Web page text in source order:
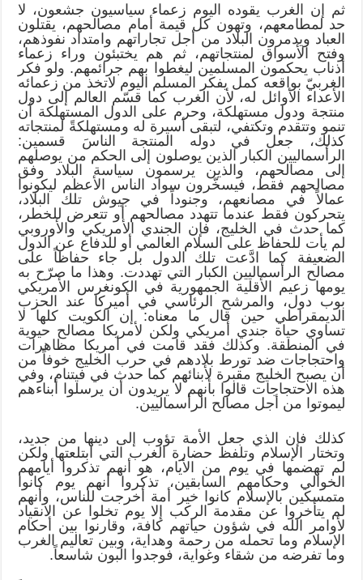
ثم إن الغرب يقوده اليوم زعماء سياسيون جشعون، لا
حد لمطامعهم، وتهون كل قيمة أمام مصالحهم، يقتلون
العباد ويدمرون البلاد من أجل تجاراتهم وامتداد نفوذهم،
وفتح الأسواق لمنتجاتهم، ثم هم يختبئون وراء زعماء
أذناب يحكمون المسلمين ليغطوا بهم جرائمهم. ولو فكر
الغربيّ بواقعه كمل يفكر المسلم اليوم لاتخذ من زعمائه
الأعداء الأوائل له، لأن الغرب كما قسّم العالم إلى دول
منتجة ودول مستهلكة، وحرم على الدول المستهلكة أن
تنمو وتتقدم وتكتفي، لتبقى أسيرة له ومستهلكةً لمنتجاته
كذلك، جعل في دوله المنتجة الناسَ قسمين:
الرأسماليين الكبار الذين يوصلون إلى الحكم من يوصلهم
إلى مصالحهم، والذين يرسمون سياسة البلاد وفق
مصالحهم فقط، فيسخّرون سواد الناس الأعظم ليكونوا
عمالاً في مصانعهم، وجنوداً في جيوش تلك البلاد،
يتحركون فقط عندما تتهدد مصالحهم أو تتعرض للخطر،
كما حدث في الخليج، فإن الجندي الأمريكي والأوروبي
لم يأت للحفاظ على السلام العالمي أو للدفاع عن الدول
الضعيفة كما ادَّعت تلك الدول بل جاء حفاظاً على
مصالح الرأسماليين الكبار التي تهددت. وهذا ما صرّح به
يومها زعيم الأقلية الجمهورية في الكونغرس الأمريكي
بوب دول، والمرشح الرئاسي في أميركا عند الحزب
الديمقراطي حين قال ما معناه: إن الكويت كلها لا
تساوي حياة جندي أمريكي ولكن لأمريكا مصالح حيوية
في المنطقة. وكذلك فقد قامت في أمريكا مظاهرات
واحتجاجات ضد تورط بلادهم في حرب الخليج خوفاً من
أن يصبح الخليج مقبرة لأبنائهم كما حدث في فيتنام، وفي
هذه الاحتجاجات قالوا بأنهم لا يريدون أن يرسلوا أبناءهم
ليموتوا من أجل مصالح الرأسماليين.
كذلك فإن الذي جعل الأمة تؤوب إلى دينها من جديد،
وتختار الإسلام وتلفظ حضارة الغرب التي ابتلعتها ولكن
لم تهضمها في يوم من الأيام، هو أنهم تذكروا أيامهم
الخوالي وحكامهم السابقين، تذكروا أنهم يوم كانوا
متمسكين بالإسلام كانوا خير أمة أخرجت للناس، وأنهم
لم يتأخروا عن مقدمة الركب إلا يوم تخلوا عن الانقياد
لأوامر الله في شؤون حياتهم كافة، وقارنوا بين أحكام
الإسلام وما تحمله من رحمة وهداية، وبين تعاليم الغرب
وما تفرضه من شقاء وغواية، فوجدوا البون شاسعاً.